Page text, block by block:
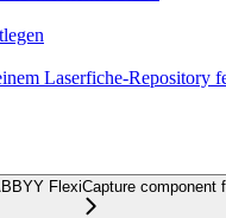
Laserfiche-Repository
FlexiCapture component